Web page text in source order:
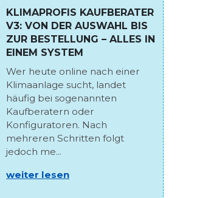
KLIMAPROFIS KAUFBERATER
V3: VON DER AUSWAHL BIS
ZUR BESTELLUNG – ALLES IN
EINEM SYSTEM
Wer heute online nach einer
Klimaanlage sucht, landet
häufig bei sogenannten
Kaufberatern oder
Konfiguratoren. Nach
mehreren Schritten folgt
jedoch me...
weiter lesen